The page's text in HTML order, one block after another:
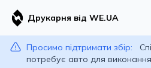
Друкарня від WE.UA
Просимо підтримати збір:
потребує авто для